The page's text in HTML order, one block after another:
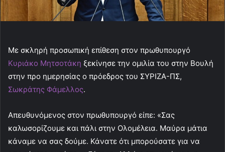
Με σκληρή προσωπική επίθεση στον πρωθυπουργό
Κυριάκο Μητσοτάκη ξεκίνησε την ομιλία του στην Βουλή
στην προ ημερησίας ο πρόεδρος του ΣΥΡΙΖΑ-ΠΣ,
Σωκράτης Φάμελλος.
Απευθυνόμενος στον πρωθυπουργό είπε: «Σας
καλωσορίζουμε και πάλι στην Ολομέλεια. Μαύρα μάτια
κάναμε να σας δούμε. Κάνατε ότι μπορούσατε για να